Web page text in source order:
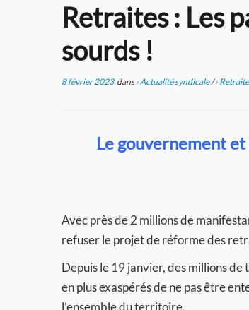
Retraites : Les
sourds !
8 février 2023dans› Actualité syndicale/›
Le gouvernement
Avec près de 2 millions de
refuser le projet de réforme des
Depuis le 19 janvier, des millions
en plus exaspérés de ne pas être
l’ensemble du territoire.